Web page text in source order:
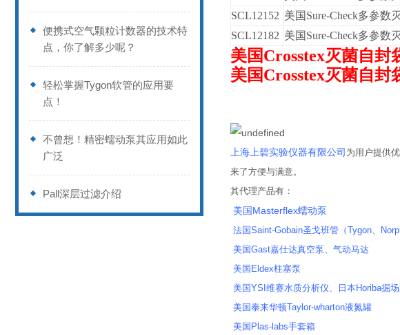
便携式空气颗粒计数器的技术特
点，你了解多少呢？
轻松掌握Tygon软管的应用要
点！
不曾想！精密蠕动泵其应用如此
广泛
Pall深层过滤介绍
SCL12152 美国Sure-Check多参数
SCL12182 美国Sure-Check多参数
美国Crosstex灭菌自封
美国Crosstex灭菌自封
上海上碧实验仪器有限公司 为用户提供
来了方便与满意。
其代理产品有：
美国Masterflex蠕动泵
法国Saint-Gobain圣戈班管（Tygon、
美国Gast嘉仕达真空泵、气动马达
美国Eldex柱塞泵
美国YSI维赛水质分析仪、日本Horiba掘
美国泰来华顿Taylor-wharton液氮罐
美国Plas-labs手套箱